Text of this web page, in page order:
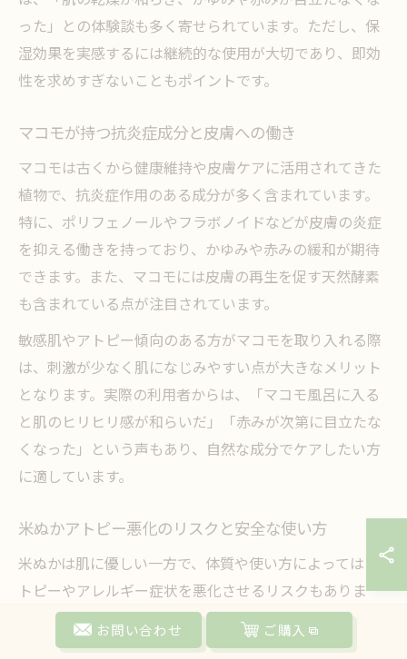
った」との体験談も多く寄せられています。ただし、保
湿効果を実感するには継続的な使用が大切であり、即効
性を求めすぎないこともポイントです。
マコモが持つ抗炎症成分と皮膚への働き
マコモは古くから健康維持や皮膚ケアに活用されてきた
植物で、抗炎症作用のある成分が多く含まれています。
特に、ポリフェノールやフラボノイドなどが皮膚の炎症
を抑える働きを持っており、かゆみや赤みの緩和が期待
できます。また、マコモには皮膚の再生を促す天然酵素
も含まれている点が注目されています。
敏感肌やアトピー傾向のある方がマコモを取り入れる際
は、刺激が少なく肌になじみやすい点が大きなメリット
となります。実際の利用者からは、「マコモ風呂に入る
と肌のヒリヒリ感が和らいだ」「赤みが次第に目立たな
くなった」という声もあり、自然な成分でケアしたい方
に適しています。
米ぬかアトピー悪化のリスクと安全な使い方
米ぬかは肌に優しい一方で、体質や使い方によってはア
トピーやアレルギー症状を悪化させるリスクもありま
す。特に、米ぬかに含まれるたんぱく質や脂質がアレル
ゲンとなる場合があり、症状が強い人や初めて使う人は
お問い合わせ ご購入